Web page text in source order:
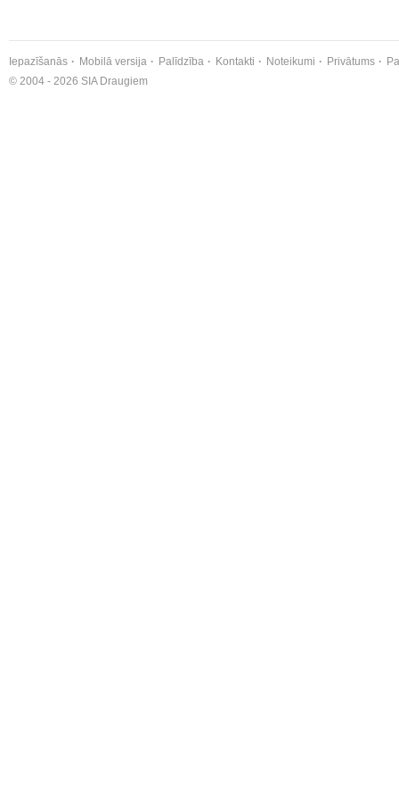
Iepazīšanās Mobilā versija Palīdzība Kontakti Noteikumi Privātums
© 2004 - 2026 SIA Draugiem